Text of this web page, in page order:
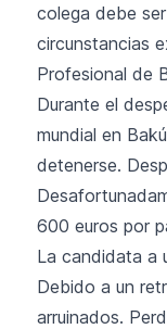
colega debe
circunstancias
Profesional de
Durante el
mundial en
detenerse.
600 euros por
La candidata a
Debido a un
arruinados.